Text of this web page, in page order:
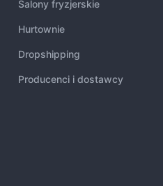
Salony fryzjerskie
Hurtownie
Dropshipping
Producenci i dostawcy